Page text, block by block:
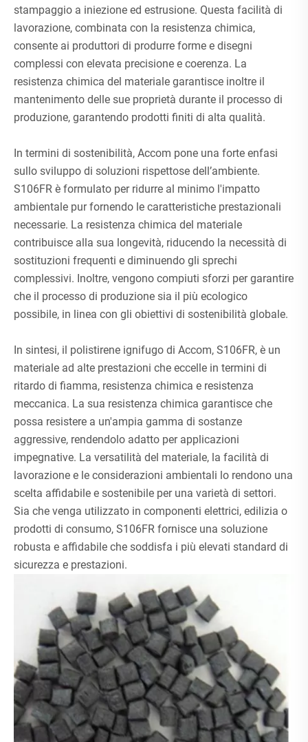
stampaggio a iniezione ed estrusione. Questa facilità di
lavorazione, combinata con la resistenza chimica,
consente ai produttori di produrre forme e disegni
complessi con elevata precisione e coerenza. La
resistenza chimica del materiale garantisce inoltre il
mantenimento delle sue proprietà durante il processo di
produzione, garantendo prodotti finiti di alta qualità.
In termini di sostenibilità, Accom pone una forte enfasi
sullo sviluppo di soluzioni rispettose dell’ambiente.
S106FR è formulato per ridurre al minimo l'impatto
ambientale pur fornendo le caratteristiche prestazionali
necessarie. La resistenza chimica del materiale
contribuisce alla sua longevità, riducendo la necessità di
sostituzioni frequenti e diminuendo gli sprechi
complessivi. Inoltre, vengono compiuti sforzi per garantire
che il processo di produzione sia il più ecologico
possibile, in linea con gli obiettivi di sostenibilità globale.
In sintesi, il polistirene ignifugo di Accom, S106FR, è un
materiale ad alte prestazioni che eccelle in termini di
ritardo di fiamma, resistenza chimica e resistenza
meccanica. La sua resistenza chimica garantisce che
possa resistere a un'ampia gamma di sostanze
aggressive, rendendolo adatto per applicazioni
impegnative. La versatilità del materiale, la facilità di
lavorazione e le considerazioni ambientali lo rendono una
scelta affidabile e sostenibile per una varietà di settori.
Sia che venga utilizzato in componenti elettrici, edilizia o
prodotti di consumo, S106FR fornisce una soluzione
robusta e affidabile che soddisfa i più elevati standard di
sicurezza e prestazioni.